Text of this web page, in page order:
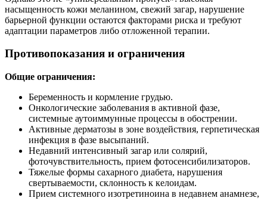
насыщенность кожи меланином, свежий загар, нарушение
барьерной функции остаются факторами риска и требуют
адаптации параметров либо отложенной терапии.
Противопоказания и ограничения
Общие ограничения:
Беременность и кормление грудью.
Онкологические заболевания в активной фазе,
системные аутоиммунные процессы в обострении.
Активные дерматозы в зоне воздействия, герпетическая
инфекция в фазе высыпаний.
Недавний интенсивный загар или солярий,
фоточувствительность, прием фотосенсибилизаторов.
Тяжелые формы сахарного диабета, нарушения
свертываемости, склонность к келоидам.
Прием системного изотретиноина в недавнем анамнезе,